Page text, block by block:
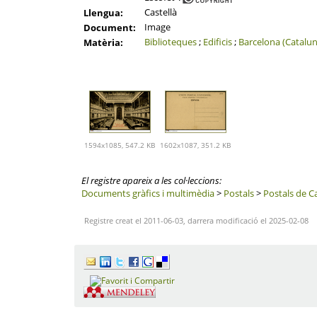
Llengua:
Castellà
Document:
Image
Matèria:
Biblioteques; Edificis; Barcelona
1594x1085, 547.2 KB 1602x1087, 351.2 KB
El registre apareix a les col·leccions:
Documents gràfics i multimèdia> Postals> Postals de
Registre creat el 2011-06-03, darrera modificació el 2025-02-08